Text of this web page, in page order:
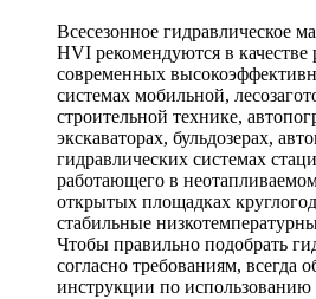
Всесезонное гидравлическое
HVI рекомендуются в качестве
современных
системах мобильной,
строительной технике,
экскаваторах, бульдозерах,
гидравлических системах
работающего в
открытых площадках
стабильные
Чтобы правильно подобрать
согласно требованиям, всегда
инструкции по использованию